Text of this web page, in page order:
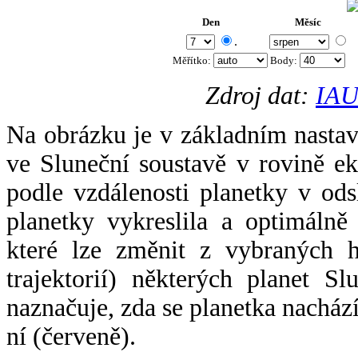
Den Měsíc
.
Měřítko: Body:
Zdroj dat:
Na obrázku je v základním
ve Sluneční soustavě v rovině
podle vzdálenosti planetky v
planetky vykreslila a
které lze změnit z vybraných
trajektorií) některých planet
naznačuje, zda se planetka
ní (červeně).